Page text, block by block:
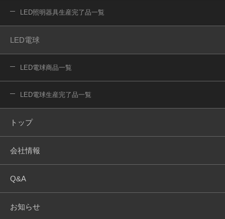
LED照明器具生産完了品一覧
LED電球
LED電球商品一覧
LED電球生産完了品一覧
トップ
会社情報
Q&A
お知らせ